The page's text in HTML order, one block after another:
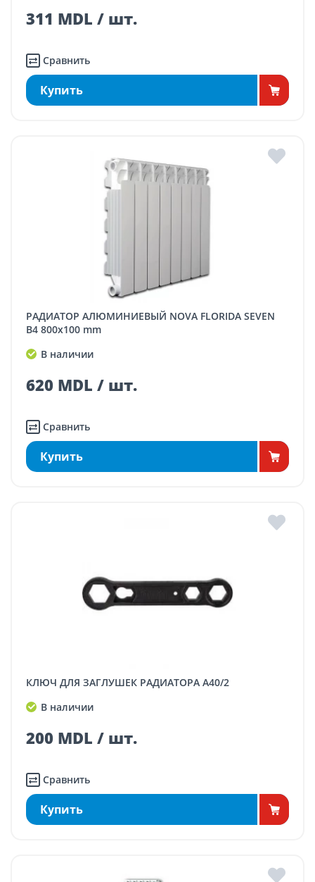
311 MDL / шт.
Сравнить
Купить
РАДИАТОР АЛЮМИНИЕВЫЙ NOVA FLORIDA SEVEN
B4 800x100 mm
В наличии
620 MDL / шт.
Сравнить
Купить
КЛЮЧ ДЛЯ ЗАГЛУШЕК РАДИАТОРА A40/2
В наличии
200 MDL / шт.
Сравнить
Купить